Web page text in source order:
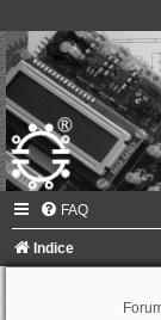
FAQ
Indice